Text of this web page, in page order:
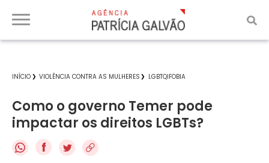
INÍCIO VIOLÊNCIA CONTRA AS MULHERES LGBTQIFOBIA
Como o governo Temer pode
impactar os direitos LGBTs?
f